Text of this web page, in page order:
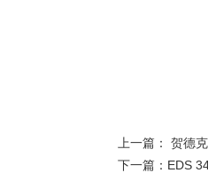
上一篇： 贺德
下一篇： EDS